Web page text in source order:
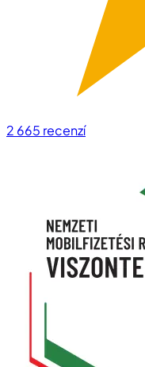
2 665 recenzí